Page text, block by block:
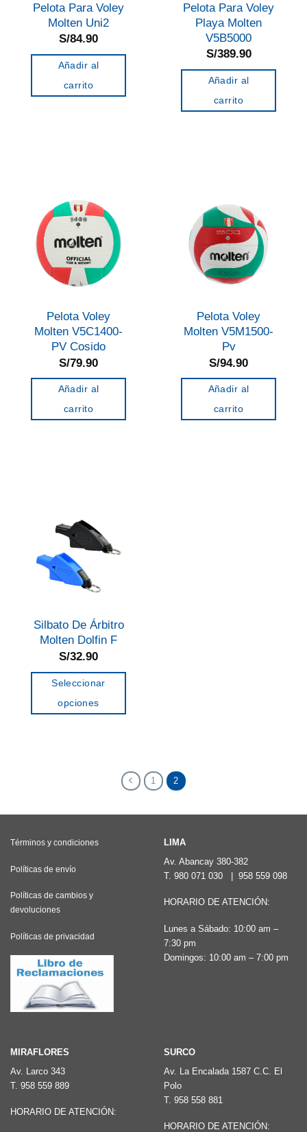
la
página
de
producto
Pelota Para Voley
Molten Uni2
S/84.90
Añadir al
carrito
Pelota Para Voley
Playa Molten
V5B5000
S/389.90
Añadir al
carrito
Pelota Voley
Molten V5C1400-
PV Cosido
S/79.90
Añadir al
carrito
Pelota Voley
Molten V5M1500-
Pv
S/94.90
Añadir al
carrito
Silbato De Árbitro
Molten Dolfin F
S/32.90
Seleccionar
opciones
múltiples
Las
de
producto
1 2
Términos y condiciones
Políticas de envío
Políticas de cambios y
devoluciones
Políticas de privacidad
LIMA
Av. Abancay 380-382
T. 980 071 030 958 559 098
HORARIO DE ATENCIÓN:
Lunes a Sábado: 10:00 am –
7:30 pm
Domingos: 10:00 am – 7:00 pm
MIRAFLORES
Av. Larco 343
T. 958 559 889
HORARIO DE ATENCIÓN:
SURCO
Av. La Encalada 1587 C.C. El
Polo
T. 958 558 881
HORARIO DE ATENCIÓN: